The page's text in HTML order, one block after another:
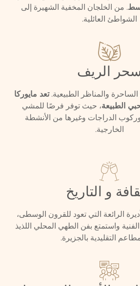
. من الخلجان المخفية الشهيرة إلى
الشواطئ العائلية.
الريف
والمناظر الطبيعية.تعد مايوركا
الطبيعة، حيث توفر فرصًا للمشي
الدراجات وغيرها من الأنشطة
الخارجية.
و التاريخ
الرائعة التي تعود للقرون الوسطى،
واستمتع بفن الطهي المحلي اللذيذ
التقليدية بالجزيرة.